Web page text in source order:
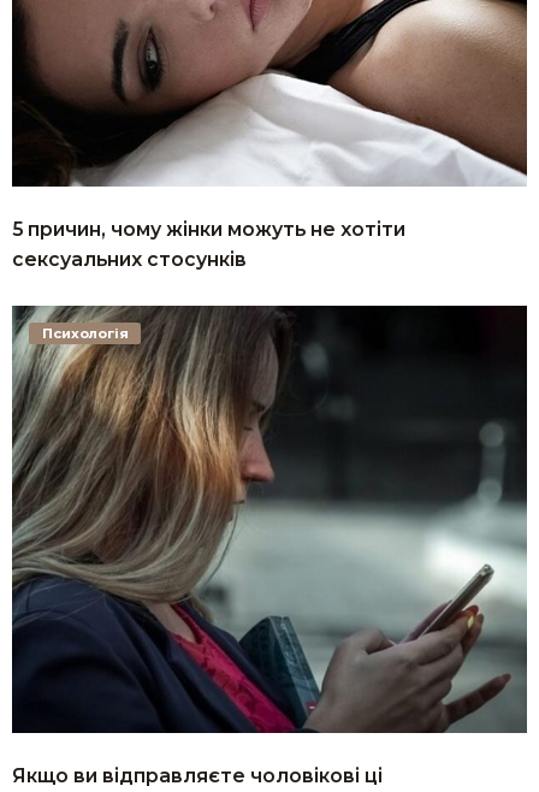
5 причин, чому жінки можуть не хотіти
сексуальних стосунків
Якщо ви відправляєте чоловікові ці
Психологія